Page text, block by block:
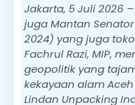
Jakarta, 5 Juli 2026
juga Mantan Senator
2024) yang juga
Fachrul Razi, MIP,
geopolitik yang
kekayaan alam
Lindan Unpacking